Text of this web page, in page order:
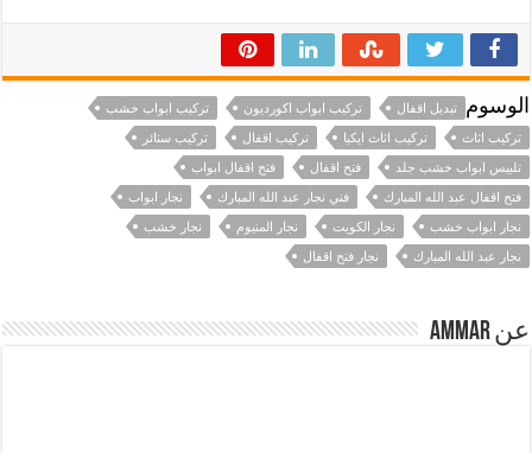
الوسوم تبديل اقفال تركيب ابواب اكورديون
تركيب ابواب خشب
تركيب اثاث
تركيب اثاث ايكيا تركيب اقفال
تركيب ستائر
تلبيس ابواب خشب جلد
فتح اقفال
فتح اقفال ابواب
فتح اقفال عبد الله المبارك
فني نجار عبد الله المبارك
نجار ابواب
نجار ابواب خشب
نجار الكويت نجار المنيوم
نجار خشب
نجار عبد الله المبارك
نجار فتح اقفال
عن Ammar